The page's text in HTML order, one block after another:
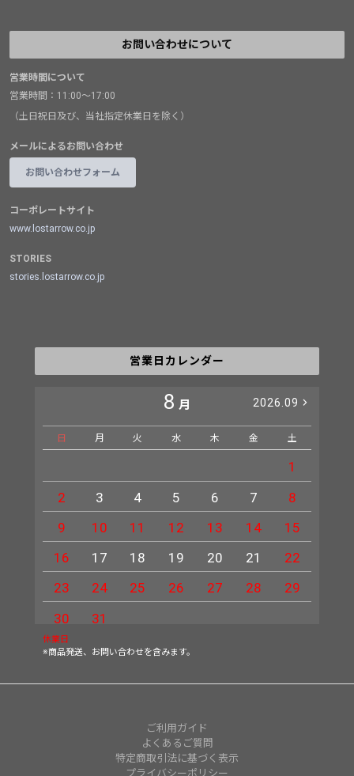
お問い合わせについて
営業時間について
営業時間：11:00～17:00
（土日祝日及び、当社指定休業日を除く）
メールによるお問い合わせ
お問い合わせフォーム
コーポレートサイト
www.lostarrow.co.jp
STORIES
stories.lostarrow.co.jp
営業日カレンダー
8 月 2026.09
日 月 火 水 木 金 土
1
2
3 4 5 6 7
8
9
10 11 12 13 14
15
16
17 18 19 20 21
22
23
24 25 26 27 28
29
30
31
休業日
※商品発送、お問い合わせを含みます。
ご利用ガイド
よくあるご質問
特定商取引法に基づく表示
プライバシーポリシー